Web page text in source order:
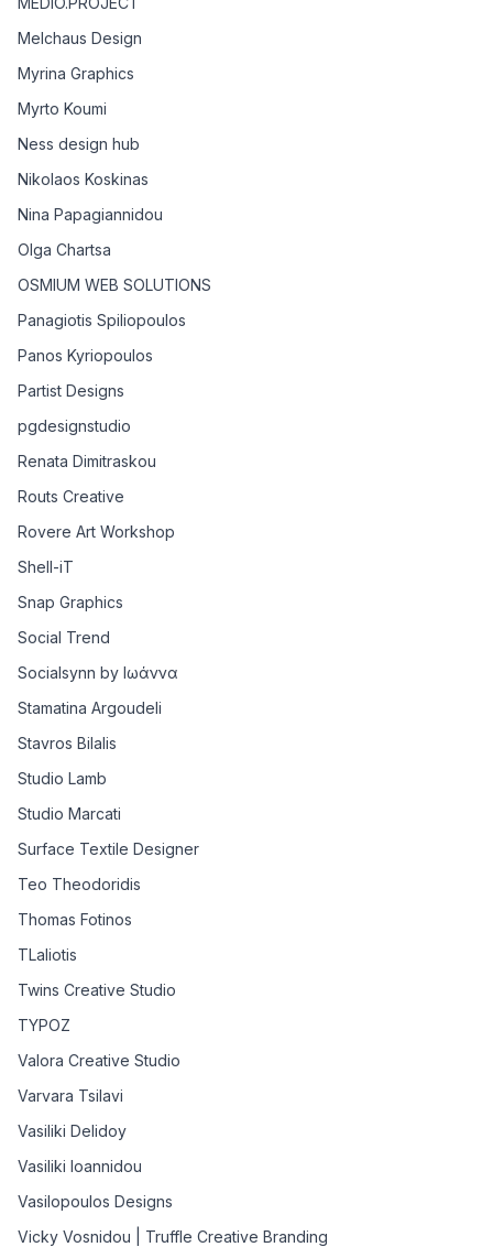
Melchaus Design
Myrina Graphics
Myrto Koumi
Ness design hub
Nikolaos Koskinas
Nina Papagiannidou
Olga Chartsa
OSMIUM WEB SOLUTIONS
Panagiotis Spiliopoulos
Panos Kyriopoulos
Partist Designs
pgdesignstudio
Renata Dimitraskou
Routs Creative
Rovere Art Workshop
Shell-iT
Snap Graphics
Social Trend
Socialsynn by Ιωάννα
Stamatina Argoudeli
Stavros Bilalis
Studio Lamb
Studio Marcati
Surface Textile Designer
Teo Theodoridis
Thomas Fotinos
TLaliotis
Twins Creative Studio
TYPOZ
Valora Creative Studio
Varvara Tsilavi
Vasiliki Delidoy
Vasiliki Ioannidou
Vasilopoulos Designs
Vicky Vosnidou | Truffle Creative Branding